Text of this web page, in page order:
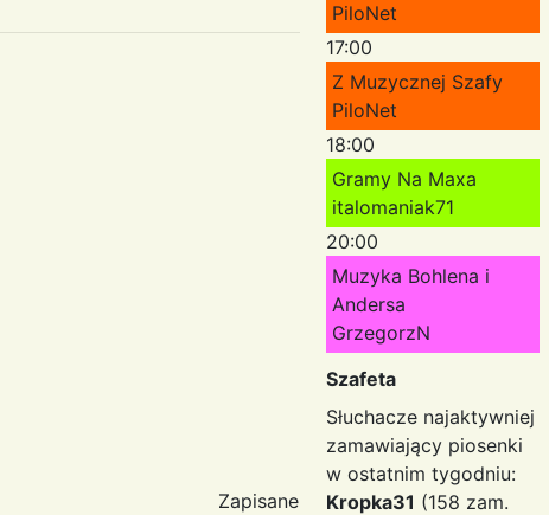
Zapisane
PiloNet
17:00
Z Muzycznej Szafy
PiloNet
18:00
Gramy Na Maxa
italomaniak71
20:00
Muzyka Bohlena i
Andersa
GrzegorzN
Szafeta
Słuchacze najaktywniej
zamawiający piosenki
w ostatnim tygodniu:
Kropka31 (158 zam.